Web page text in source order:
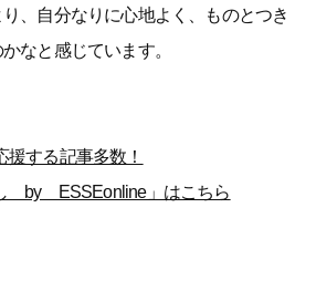
り、自分なりに心地よく、ものとつき
なと感じています。
する記事多数！
by ESSEonline」はこちら